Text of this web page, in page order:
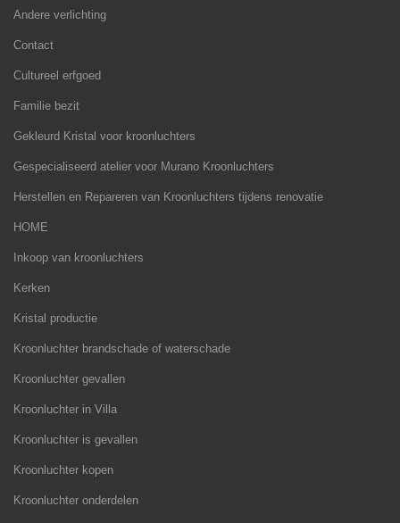
Andere verlichting
Contact
Cultureel erfgoed
Familie bezit
Gekleurd Kristal voor kroonluchters
Gespecialiseerd atelier voor Murano Kroonluchters
Herstellen en Repareren van Kroonluchters tijdens renovatie
HOME
Inkoop van kroonluchters
Kerken
Kristal productie
Kroonluchter brandschade of waterschade
Kroonluchter gevallen
Kroonluchter in Villa
Kroonluchter is gevallen
Kroonluchter kopen
Kroonluchter onderdelen